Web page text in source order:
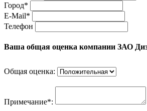
Город*
E-Mail*
Телефон
Ваша общая оценка компании ЗАО
Общая оценка:
Примечание*: